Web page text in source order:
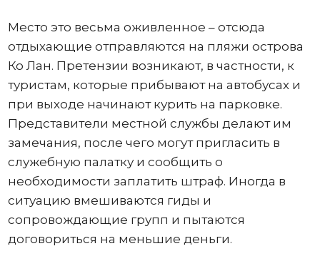
Место это весьма оживленное – отсюда
отдыхающие отправляются на пляжи острова
Ко Лан. Претензии возникают, в частности, к
туристам, которые прибывают на автобусах и
при выходе начинают курить на парковке.
Представители местной службы делают им
замечания, после чего могут пригласить в
служебную палатку и сообщить о
необходимости заплатить штраф. Иногда в
ситуацию вмешиваются гиды и
сопровождающие групп и пытаются
договориться на меньшие деньги.